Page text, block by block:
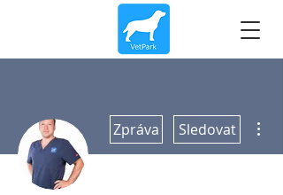
Zpráva Sledovat